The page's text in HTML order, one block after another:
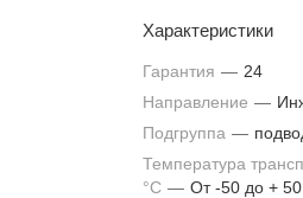
Характеристики
Гарантия — 24
Направление —
Подгруппа —
Температура
°С — От -50 до + 50